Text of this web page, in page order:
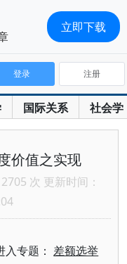
国际关系 社会学
登录 注册
价值之实现
次 更新时间：
入专题： 差额选举
立即下载